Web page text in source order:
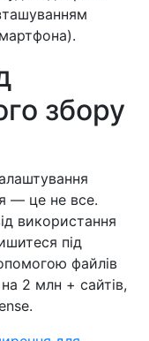
збору
— це не все.
використання
під
файлів
2 млн + сайтів,